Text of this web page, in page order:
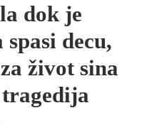
dok je
decu,
život sina